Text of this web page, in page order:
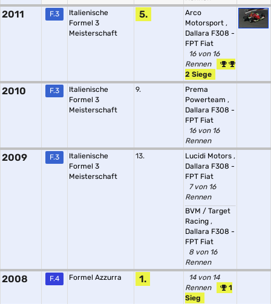
2011 F.3
Italienische
Formel 3
Meisterschaft
5.
Arco
Motorsport ,
Dallara F308 -
FPT Fiat
16 von 16
Rennen
2 Siege
2010 F.3
Italienische
Formel 3
Meisterschaft
9.
Prema
Powerteam ,
Dallara F308 -
FPT Fiat
16 von 16
Rennen
2009 F.3
Italienische
Formel 3
Meisterschaft
13. Lucidi Motors ,
Dallara F308 -
FPT Fiat
7 von 16
Rennen
BVM / Target
Racing ,
Dallara F308 -
FPT Fiat
8 von 16
Rennen
2008 F.4 Formel Azzurra 1.
14 von 14
Rennen
1
Sieg